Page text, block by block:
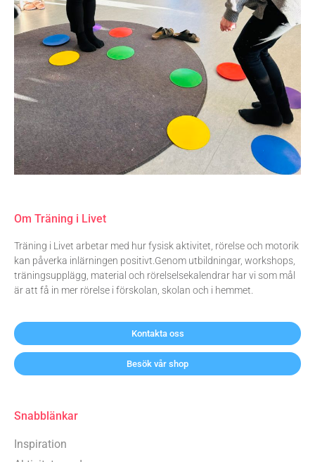
Om Träning i Livet
Träning i Livet arbetar med hur fysisk aktivitet, rörelse och motorik
kan påverka inlärningen positivt.Genom utbildningar, workshops,
träningsupplägg, material och rörelselsekalendrar har vi som mål
är att få in mer rörelse i förskolan, skolan och i hemmet.
Kontakta oss
Besök vår shop
Snabblänkar
Inspiration